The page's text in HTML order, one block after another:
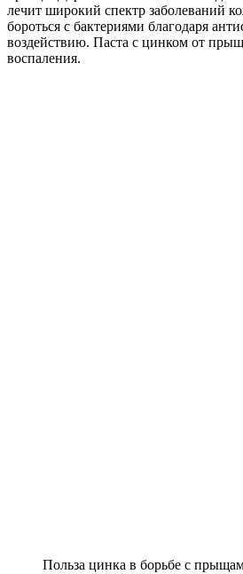
лечит широкий спектр заболеваний
бороться с бактериями благодаря
воздействию. Паста с цинком от
воспаления.
Польза цинка в борьбе с